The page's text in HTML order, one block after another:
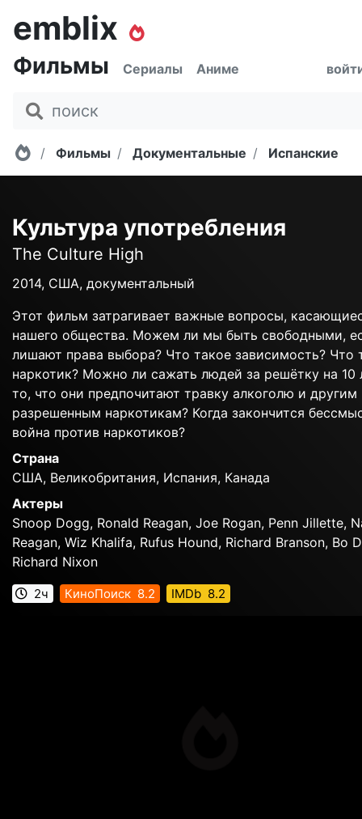
emblix
Фильмы Сериалы Аниме
Главная
Фильмы Документальные Испанские
Культура употребления
The Culture High
2014, США, документальный
Этот фильм затрагивает важные вопросы,
нашего общества. Можем ли мы быть свободными,
лишают права выбора? Что такое зависимость? Что
наркотик? Можно ли сажать людей за решётку на 10
то, что они предпочитают травку алкоголю и другим
разрешенным наркотикам? Когда закончится
война против наркотиков?
Страна
США, Великобритания, Испания, Канада
Актеры
Snoop Dogg, Ronald Reagan, Joe Rogan, Penn Jillette,
Reagan, Wiz Khalifa, Rufus Hound, Richard Branson, Bo
Richard Nixon
2ч КиноПоиск 8.2 IMDb 8.2